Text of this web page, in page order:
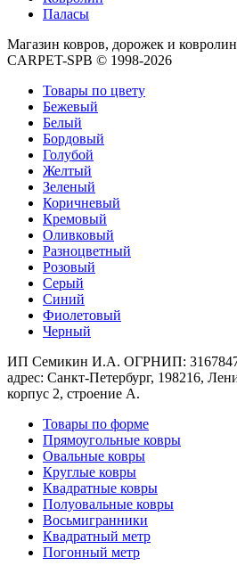
ковры
Полуовальные
ковры
Восьмигранники
Дорожки
Синтетические
ковровые
дорожки
Дорожки
на
резиновой
основе
Ковровые
шерстяные
дорожки
Паласные
дорожки
Кремлевские
дорожки
Ковролин
Ковролин
в
Паласы
Как
выбрать
ковер
Доставка
и
оплата
Наши
работы
Паласы
Магазин ковров, дорожек и
CARPET-SPB © 1998-2026
Товары по цвету
Бежевый
Белый
Бордовый
Голубой
Желтый
Зеленый
Коричневый
Кремовый
Оливковый
Разноцветный
Розовый
Серый
Синий
Фиолетовый
Черный
ИП Семикин И.А. ОГРНИП:
адрес: Санкт-Петербург, 198216,
корпус 2, строение А.
Товары по форме
Прямоугольные ковры
Овальные ковры
Круглые ковры
Квадратные ковры
Полуовальные ковры
Восьмигранники
Квадратный метр
Погонный метр